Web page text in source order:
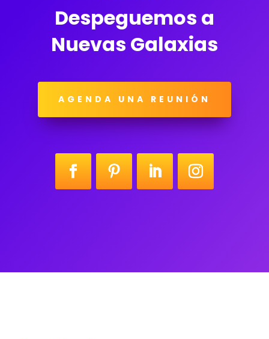
Despeguemos a
Nuevas Galaxias
AGENDA UNA REUNIÓN